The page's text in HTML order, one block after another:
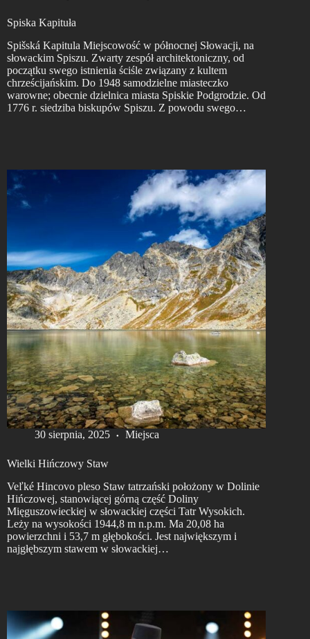
Spiska Kapituła
Spišská Kapitula Miejscowość w północnej Słowacji, na
słowackim Spiszu. Zwarty zespół architektoniczny, od
początku swego istnienia ściśle związany z kultem
chrześcijańskim. Do 1948 samodzielne miasteczko
warowne; obecnie dzielnica miasta Spiskie Podgrodzie. Od
1776 r. siedziba biskupów Spiszu. Z powodu swego…
30 sierpnia, 2025 Miejsca
Wielki Hińczowy Staw
Veľké Hincovo pleso Staw tatrzański położony w Dolinie
Hińczowej, stanowiącej górną część Doliny
Mięguszowieckiej w słowackiej części Tatr Wysokich.
Leży na wysokości 1944,8 m n.p.m. Ma 20,08 ha
powierzchni i 53,7 m głębokości. Jest największym i
najgłębszym stawem w słowackiej…